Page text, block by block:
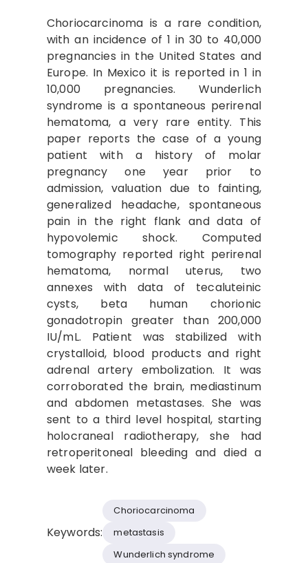
Choriocarcinoma is a rare condition,
with an incidence of 1 in 30 to 40,000
pregnancies in the United States and
Europe. In Mexico it is reported in 1 in
10,000 pregnancies. Wunderlich
syndrome is a spontaneous perirenal
hematoma, a very rare entity. This
paper reports the case of a young
patient with a history of molar
pregnancy one year prior to
admission, valuation due to fainting,
generalized headache, spontaneous
pain in the right flank and data of
hypovolemic shock. Computed
tomography reported right perirenal
hematoma, normal uterus, two
annexes with data of tecaluteinic
cysts, beta human chorionic
gonadotropin greater than 200,000
IU/mL. Patient was stabilized with
crystalloid, blood products and right
adrenal artery embolization. It was
corroborated the brain, mediastinum
and abdomen metastases. She was
sent to a third level hospital, starting
holocraneal radiotherapy, she had
retroperitoneal bleeding and died a
week later.
Keywords:
Choriocarcinoma
metastasis
Wunderlich syndrome